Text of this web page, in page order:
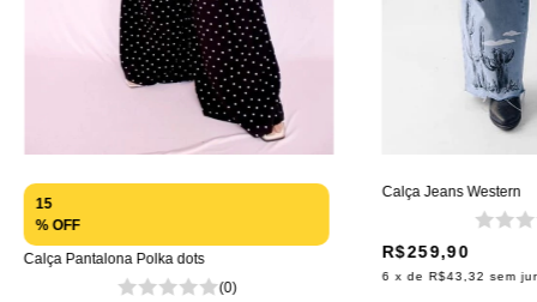
15
% OFF
Calça Pantalona Polka dots
(0)
Calça Jeans Western
R$259,90
6 x de R$43,32 sem